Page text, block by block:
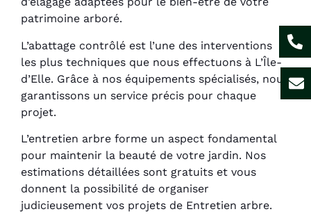
patrimoine arboré.
L’abattage contrôlé est l’une des interventions
les plus techniques que nous effectuons à L’Île-
d’Elle. Grâce à nos équipements spécialisés, nous
garantissons un service précis pour chaque
projet.
L’entretien arbre forme un aspect fondamental
pour maintenir la beauté de votre jardin. Nos
estimations détaillées sont gratuits et vous
donnent la possibilité de organiser
judicieusement vos projets de Entretien arbre.